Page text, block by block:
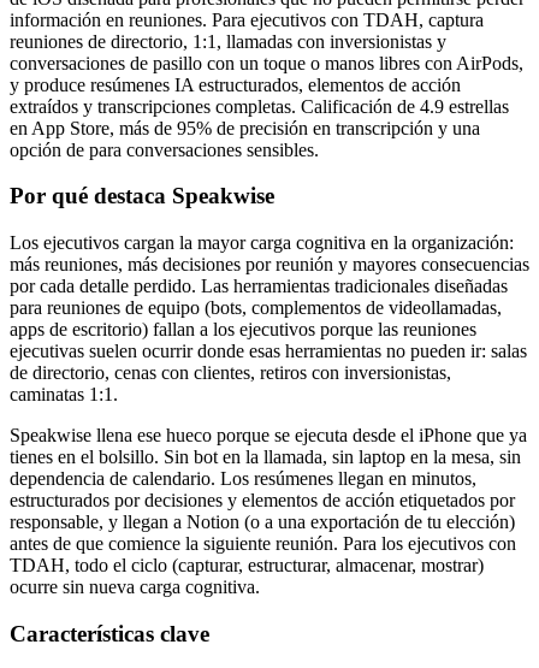
información en reuniones. Para ejecutivos con TDAH, captura
reuniones de directorio, 1:1, llamadas con inversionistas y
conversaciones de pasillo con un toque o manos libres con AirPods,
y produce resúmenes IA estructurados, elementos de acción
extraídos y transcripciones completas. Calificación de 4.9 estrellas
en App Store, más de 95% de precisión en transcripción y una
opción de para conversaciones sensibles.
Por qué destaca Speakwise
Los ejecutivos cargan la mayor carga cognitiva en la organización:
más reuniones, más decisiones por reunión y mayores consecuencias
por cada detalle perdido. Las herramientas tradicionales diseñadas
para reuniones de equipo (bots, complementos de videollamadas,
apps de escritorio) fallan a los ejecutivos porque las reuniones
ejecutivas suelen ocurrir donde esas herramientas no pueden ir: salas
de directorio, cenas con clientes, retiros con inversionistas,
caminatas 1:1.
Speakwise llena ese hueco porque se ejecuta desde el iPhone que ya
tienes en el bolsillo. Sin bot en la llamada, sin laptop en la mesa, sin
dependencia de calendario. Los resúmenes llegan en minutos,
estructurados por decisiones y elementos de acción etiquetados por
responsable, y llegan a Notion (o a una exportación de tu elección)
antes de que comience la siguiente reunión. Para los ejecutivos con
TDAH, todo el ciclo (capturar, estructurar, almacenar, mostrar)
ocurre sin nueva carga cognitiva.
Características clave